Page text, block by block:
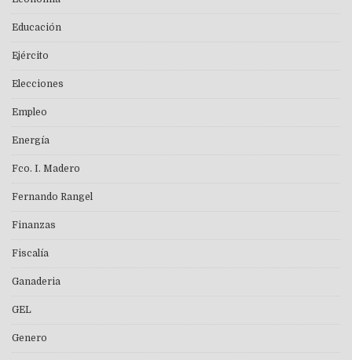
Educación
Ejército
Elecciones
Empleo
Energía
Fco. I. Madero
Fernando Rangel
Finanzas
Fiscalía
Ganaderia
GEL
Genero